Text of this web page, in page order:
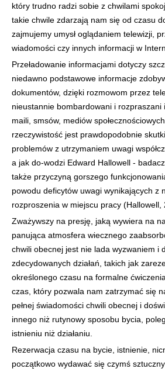
który trudno radzi sobie z chwilami
takie chwile zdarzają nam się od czasu
zajmujemy umysł oglądaniem telewizji,
wiadomości czy innych informacji w
Przeładowanie informacjami dotyczy
niedawno podstawowe informacje
dokumentów, dzięki rozmowom przez
nieustannie bombardowani i rozpraszani
maili, smsów, mediów
rzeczywistość jest prawdopodobnie
problemów z utrzymaniem uwagi
a jak do-wodzi Edward Hallowell -
także przyczyną gorszego
powodu deficytów uwagi wynikających z
rozproszenia w miejscu pracy (Hallowell,
Zważywszy na presję, jaką wywiera na
panująca atmosfera wiecznego
chwili obecnej jest nie lada wyzwaniem i
zdecydowanych działań, takich jak
określonego czasu na formalne
czas, który pozwala nam zatrzymać się
pełnej świadomości chwili obecnej i
innego niż rutynowy sposobu bycia,
istnieniu niż działaniu.
Rezerwacja czasu na bycie, istnienie,
początkowo wydawać się czymś